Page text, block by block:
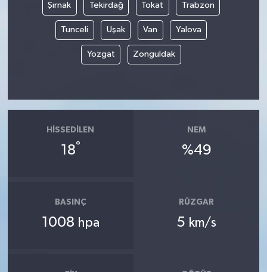
Şırnak Tekirdağ Tokat Trabzon
Tunceli Uşak Van Yalova
Yozgat Zonguldak
HISSEDILEN
18°
NEM
%49
BASINÇ
1008 hpa
RÜZGAR
5 km/s